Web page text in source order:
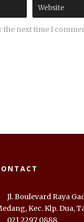
the next time I
Jl. Boulevard Raya
Kec. Klp. Dua,
021 2297 0888